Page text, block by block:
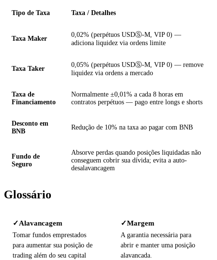
Tipo de Taxa Taxa / Detalhes
Taxa Maker
0,02% (perpétuos USDⓈ-M, VIP 0) —
adiciona liquidez via ordens limite
Taxa Taker
0,05% (perpétuos USDⓈ-M, VIP 0) — remove
liquidez via ordens a mercado
Taxa de
Financiamento
Normalmente ±0,01% a cada 8 horas em
contratos perpétuos — pago entre longs e shorts
Desconto em
BNB
Redução de 10% na taxa ao pagar com BNB
Fundo de
Seguro
Absorve perdas quando posições liquidadas não
conseguem cobrir sua dívida; evita a auto-
desalavancagem
Glossário
✓Alavancagem
Tomar fundos emprestados
para aumentar sua posição de
trading além do seu capital
✓Margem
A garantia necessária para
abrir e manter uma posição
alavancada.